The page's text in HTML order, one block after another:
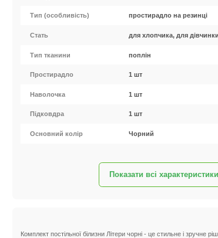
Тип (особливість) простирадло на резинці
Стать для хлопчика, для дівчинки
Тип тканини поплін
Простирадло 1 шт
Наволочка 1 шт
Підковдра 1 шт
Основний колір Чорний
Показати всі характеристики
Комплект постільної білизни Літери чорні - це стильне і зручне